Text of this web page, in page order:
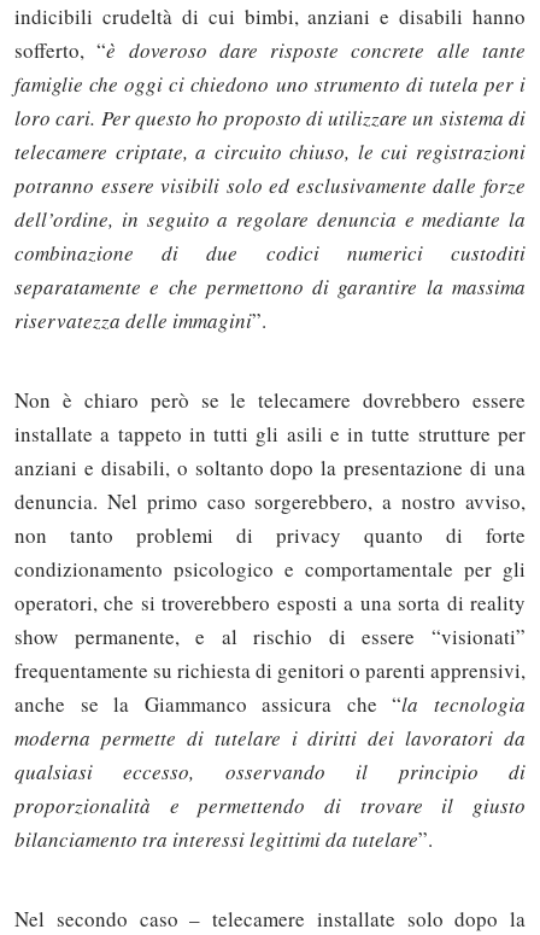
indicibili crudeltà di cui bimbi, anziani e disabili hanno
sofferto, “è doveroso dare risposte concrete alle tante
famiglie che oggi ci chiedono uno strumento di tutela per i
loro cari. Per questo ho proposto di utilizzare un sistema di
telecamere criptate, a circuito chiuso, le cui registrazioni
potranno essere visibili solo ed esclusivamente dalle forze
dell’ordine, in seguito a regolare denuncia e mediante la
combinazione di due codici numerici custoditi
separatamente e che permettono di garantire la massima
riservatezza delle immagini”.
Non è chiaro però se le telecamere dovrebbero essere
installate a tappeto in tutti gli asili e in tutte strutture per
anziani e disabili, o soltanto dopo la presentazione di una
denuncia. Nel primo caso sorgerebbero, a nostro avviso,
non tanto problemi di privacy quanto di forte
condizionamento psicologico e comportamentale per gli
operatori, che si troverebbero esposti a una sorta di reality
show permanente, e al rischio di essere “visionati”
frequentamente su richiesta di genitori o parenti apprensivi,
anche se la Giammanco assicura che “la tecnologia
moderna permette di tutelare i diritti dei lavoratori da
qualsiasi eccesso, osservando il principio di
proporzionalità e permettendo di trovare il giusto
bilanciamento tra interessi legittimi da tutelare”.
Nel secondo caso – telecamere installate solo dopo la